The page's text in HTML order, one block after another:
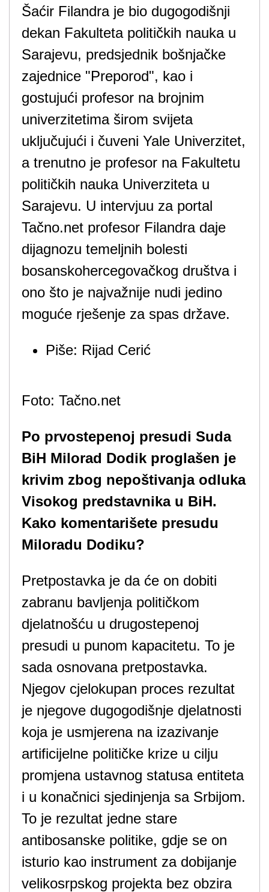
Šaćir Filandra je bio dugogodišnji
dekan Fakulteta političkih nauka u
Sarajevu, predsjednik bošnjačke
zajednice "Preporod", kao i
gostujući profesor na brojnim
univerzitetima širom svijeta
uključujući i čuveni Yale Univerzitet,
a trenutno je profesor na Fakultetu
političkih nauka Univerziteta u
Sarajevu. U intervjuu za portal
Tačno.net profesor Filandra daje
dijagnozu temeljnih bolesti
bosanskohercegovačkog društva i
ono što je najvažnije nudi jedino
moguće rješenje za spas države.
Piše: Rijad Cerić
Foto: Tačno.net
Po prvostepenoj presudi Suda
BiH Milorad Dodik proglašen je
krivim zbog nepoštivanja odluka
Visokog predstavnika u BiH.
Kako komentarišete presudu
Miloradu Dodiku?
Pretpostavka je da će on dobiti
zabranu bavljenja političkom
djelatnošću u drugostepenoj
presudi u punom kapacitetu. To je
sada osnovana pretpostavka.
Njegov cjelokupan proces rezultat
je njegove dugogodišnje djelatnosti
koja je usmjerena na izazivanje
artificijelne političke krize u cilju
promjena ustavnog statusa entiteta
i u konačnici sjedinjenja sa Srbijom.
To je rezultat jedne stare
antibosanske politike, gdje se on
isturio kao instrument za dobijanje
velikosrpskog projekta bez obzira